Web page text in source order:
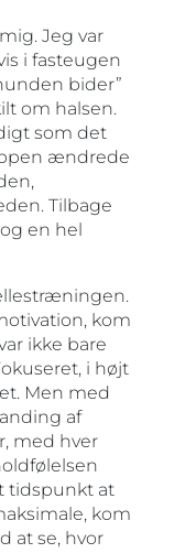
Jeg var
i fasteugen
bider”
om halsen.
som det
ændrede
Tilbage
en hel
kom
ikke bare
i højt
Men med
af
med hver
tidspunkt at
kom
at se, hvor